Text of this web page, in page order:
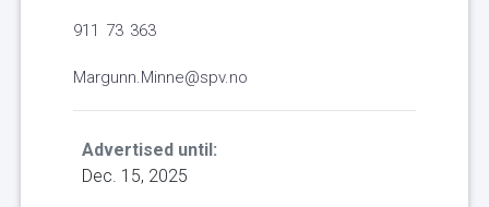
911 73 363
Margunn.Minne@spv.no
Advertised until:
Dec. 15, 2025